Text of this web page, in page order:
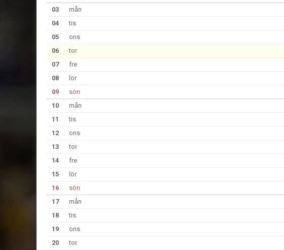
03
mån
04
tis
05
ons
06
tor
07
fre
08
lör
09
sön
10
mån
11
tis
12
ons
13
tor
14
fre
15
lör
16
sön
17
mån
18
tis
19
ons
20
tor